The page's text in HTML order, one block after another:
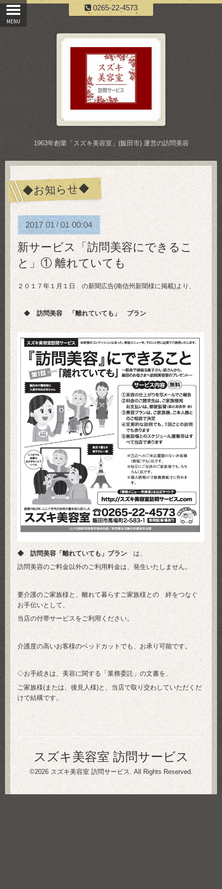
0265-22-4573
1963年創業「スズキ美容室」(飯田市) 運営の訪問美容
◆お知らせ◆
2017 01/01 00:04
新サービス「訪問美容にできるこ
と」① 離れていても
２０１７年１月１日 の新聞広告(南信州新聞様に掲載)より、
◆ 訪問美容 「離れていても」 プラン
◆ 訪問美容「離れていても」プランは、
訪問美容のご料金以外のご利用料金は、発生いたしません。
要介護のご家族様と、離れて暮らすご家族様との 絆をつなぐ
お手伝いとして、
当店の付帯サービスをご利用ください。
介護度の高いお客様のベッドカットでも、お承り可能です。
◇お手続きは、美容に関する「業務委託」の文書を、
ご家族様(または、後見人様)と、当店で取り交わしていただくだ
けで結構です。
スズキ美容室 訪問サービス
©2026 スズキ美容室 訪問サービス . All Rights Reserved.